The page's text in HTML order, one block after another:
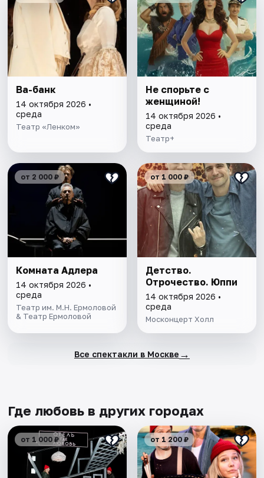
Ва-банк
14 октября 2026 •
среда
Театр «Ленком»
Не спорьте с
женщиной!
14 октября 2026 •
среда
Театр+
от 2 000 ₽
Комната Адлера
14 октября 2026 •
среда
Театр им. М.Н. Ермоловой
& Театр Ермоловой
от 1 000 ₽
Детство.
Отрочество. Юппи
14 октября 2026 •
среда
Москонцерт Холл
Все спектакли в Москве →
Где любовь в других городах
от 1 000 ₽ от 1 200 ₽